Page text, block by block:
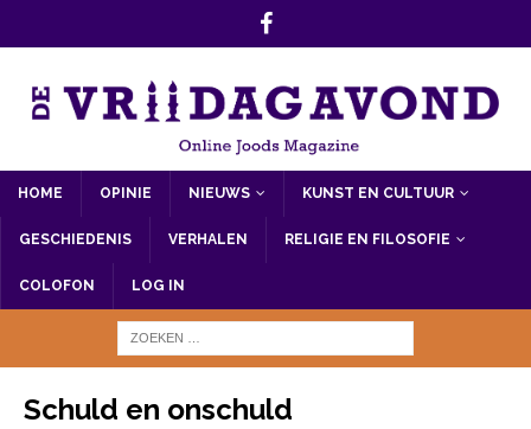
HOME OPINIE NIEUWS KUNST EN CULTUUR
GESCHIEDENIS VERHALEN RELIGIE EN FILOSOFIE
COLOFON LOG IN
Schuld en onschuld